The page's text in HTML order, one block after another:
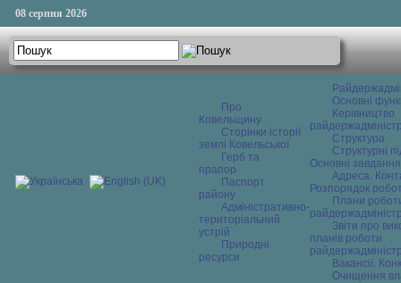
08 серпня 2026
Про
Ковельщину
Сторінки історії
землі Ковельської
Герб та
прапор
Паспорт
району
Адміністративно-
територіальний
устрій
Природні
ресурси
Основні
Керівництво
Структура
Структурні
Основні завдання
Адреса.
Розпорядок
Плани
Звіти про
планів роботи
Вакансії.
Очищення